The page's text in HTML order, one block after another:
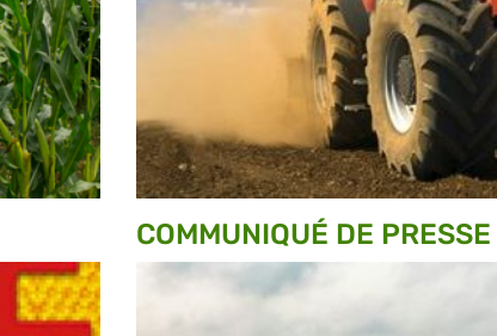
COMMUNIQUÉ DE PRESSE